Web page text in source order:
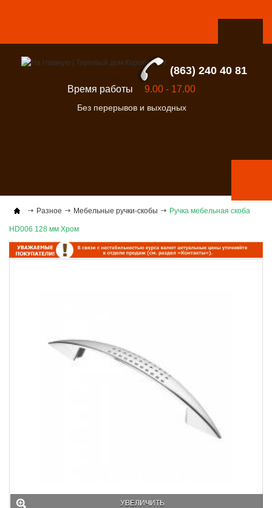
(863) 240 40 81
Время работы 9.00 - 17.00
Без перерывов и выходных
Разное Мебельные ручки-скобы Ручка мебельная скоба
НD006 128 мм Хром
УВЕЛИЧИТЬ